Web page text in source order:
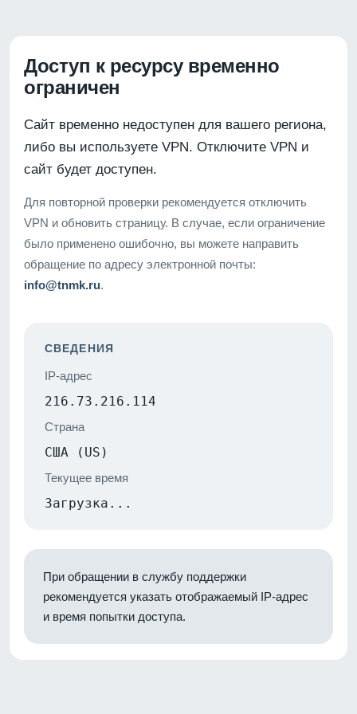
Доступ к ресурсу временно
ограничен
Сайт временно недоступен для вашего региона,
либо вы используете VPN. Отключите VPN и
сайт будет доступен.
Для повторной проверки рекомендуется отключить
VPN и обновить страницу. В случае, если ограничение
было применено ошибочно, вы можете направить
обращение по адресу электронной почты:
info@tnmk.ru.
СВЕДЕНИЯ
IP-адрес
216.73.216.114
Страна
США (US)
Текущее время
Загрузка...
При обращении в службу поддержки
рекомендуется указать отображаемый IP-адрес
и время попытки доступа.